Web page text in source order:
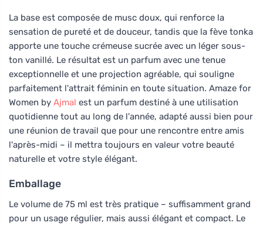
La base est composée de musc doux, qui renforce la
sensation de pureté et de douceur, tandis que la fève tonka
apporte une touche crémeuse sucrée avec un léger sous-
ton vanillé. Le résultat est un parfum avec une tenue
exceptionnelle et une projection agréable, qui souligne
parfaitement l'attrait féminin en toute situation. Amaze for
Women by Ajmal est un parfum destiné à une utilisation
quotidienne tout au long de l'année, adapté aussi bien pour
une réunion de travail que pour une rencontre entre amis
l'après-midi – il mettra toujours en valeur votre beauté
naturelle et votre style élégant.
Emballage
Le volume de 75 ml est très pratique – suffisamment grand
pour un usage régulier, mais aussi élégant et compact. Le